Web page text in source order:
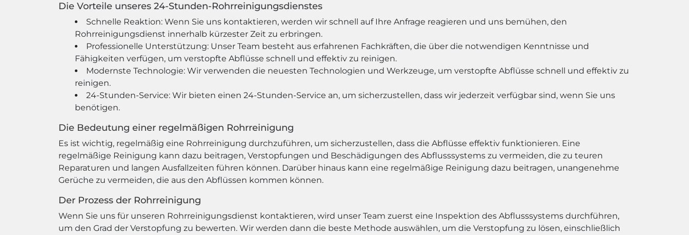
Die Vorteile unseres 24-Stunden-Rohrreinigungsdienstes
Schnelle Reaktion: Wenn Sie uns kontaktieren, werden wir schnell auf Ihre Anfrage reagieren und uns bemühen, den
Rohrreinigungsdienst innerhalb kürzester Zeit zu erbringen.
Professionelle Unterstützung: Unser Team besteht aus erfahrenen Fachkräften, die über die notwendigen Kenntnisse und
Fähigkeiten verfügen, um verstopfte Abflüsse schnell und effektiv zu reinigen.
Modernste Technologie: Wir verwenden die neuesten Technologien und Werkzeuge, um verstopfte Abflüsse schnell und effektiv zu
reinigen.
24-Stunden-Service: Wir bieten einen 24-Stunden-Service an, um sicherzustellen, dass wir jederzeit verfügbar sind, wenn Sie uns
benötigen.
Die Bedeutung einer regelmäßigen Rohrreinigung
Es ist wichtig, regelmäßig eine Rohrreinigung durchzuführen, um sicherzustellen, dass die Abflüsse effektiv funktionieren. Eine
regelmäßige Reinigung kann dazu beitragen, Verstopfungen und Beschädigungen des Abflusssystems zu vermeiden, die zu teuren
Reparaturen und langen Ausfallzeiten führen können. Darüber hinaus kann eine regelmäßige Reinigung dazu beitragen, unangenehme
Gerüche zu vermeiden, die aus den Abflüssen kommen können.
Der Prozess der Rohrreinigung
Wenn Sie uns für unseren Rohrreinigungsdienst kontaktieren, wird unser Team zuerst eine Inspektion des Abflusssystems durchführen,
um den Grad der Verstopfung zu bewerten. Wir werden dann die beste Methode auswählen, um die Verstopfung zu lösen, einschließlich